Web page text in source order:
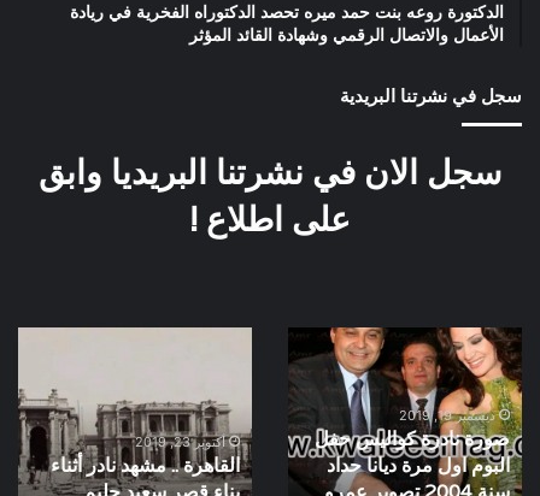
الدكتورة روعه بنت حمد ميره تحصد الدكتوراه الفخرية في ريادة
الأعمال والاتصال الرقمي وشهادة القائد المؤثر
سجل في نشرتنا البريدية
سجل الان في نشرتنا البريديا وابق
على اطلاع !
صورة
نادرة
كواليس
حفل
البوم
اول
مرة
ديسمبر 19, 2019
صورة نادرة كواليس حفل
البوم اول مرة ديانا حداد
نادر
أثناء
بناء
قصر
أكتوبر 23, 2019
القاهرة .. مشهد نادر أثناء